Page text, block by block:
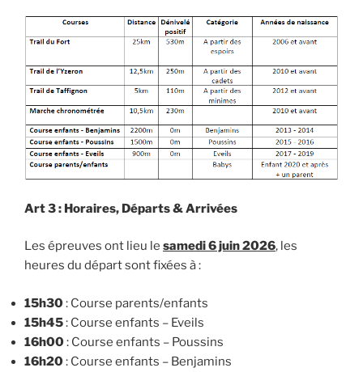
Art 3 : Horaires, Départs & Arrivées
Les épreuves ont lieu le samedi 6 juin 2026, les
heures du départ sont fixées à :
15h30: Course parents/enfants
15h45: Course enfants – Eveils
16h00: Course enfants – Poussins
16h20: Course enfants – Benjamins